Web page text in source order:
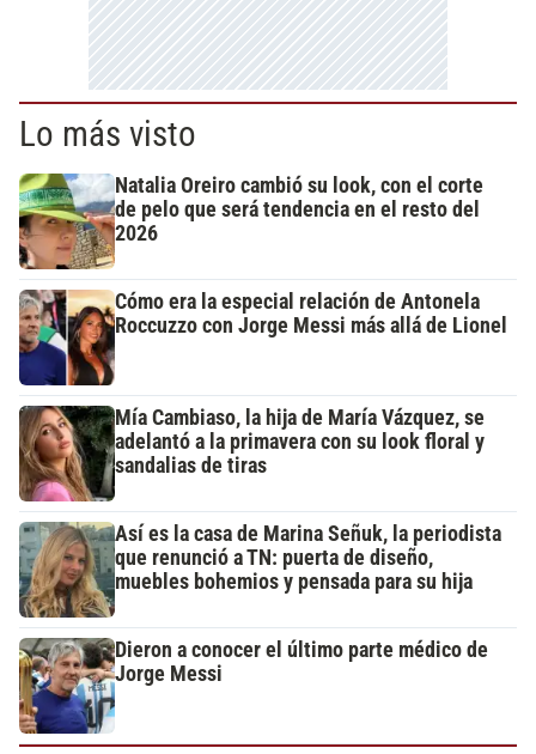
Lo más visto
Natalia Oreiro cambió su look, con el corte
de pelo que será tendencia en el resto del
2026
Cómo era la especial relación de Antonela
Roccuzzo con Jorge Messi más allá de Lionel
Mía Cambiaso, la hija de María Vázquez, se
adelantó a la primavera con su look floral y
sandalias de tiras
Así es la casa de Marina Señuk, la periodista
que renunció a TN: puerta de diseño,
muebles bohemios y pensada para su hija
Dieron a conocer el último parte médico de
Jorge Messi